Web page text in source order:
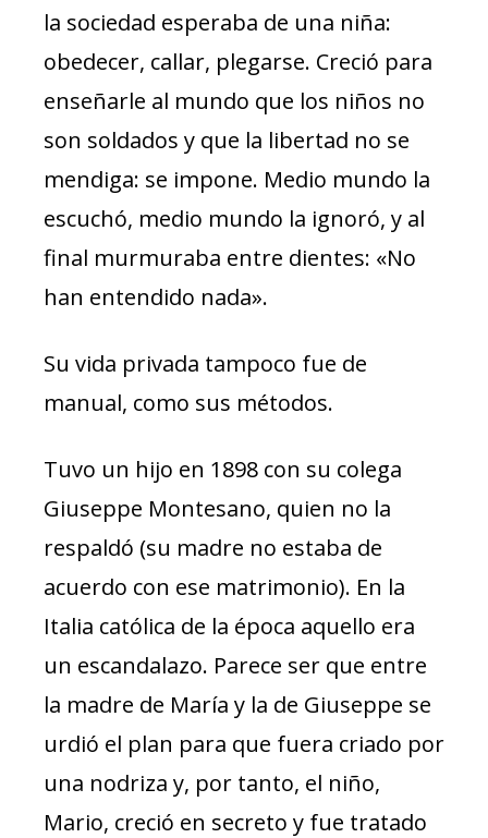
la sociedad esperaba de una niña:
obedecer, callar, plegarse. Creció para
enseñarle al mundo que los niños no
son soldados y que la libertad no se
mendiga: se impone. Medio mundo la
escuchó, medio mundo la ignoró, y al
final murmuraba entre dientes: «No
han entendido nada».
Su vida privada tampoco fue de
manual, como sus métodos.
Tuvo un hijo en 1898 con su colega
Giuseppe Montesano, quien no la
respaldó (su madre no estaba de
acuerdo con ese matrimonio). En la
Italia católica de la época aquello era
un escandalazo. Parece ser que entre
la madre de María y la de Giuseppe se
urdió el plan para que fuera criado por
una nodriza y, por tanto, el niño,
Mario, creció en secreto y fue tratado